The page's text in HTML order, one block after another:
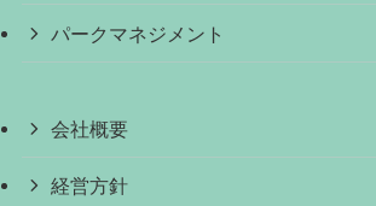
パークマネジメント
会社概要
経営方針